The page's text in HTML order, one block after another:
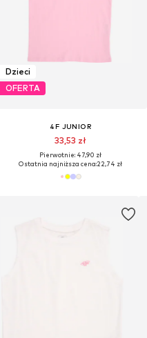
Dzieci
OFERTA
4F JUNIOR
33,53 zł
Pierwotnie: 47,90 zł
Ostatnia najniższa cena:22,74 zł